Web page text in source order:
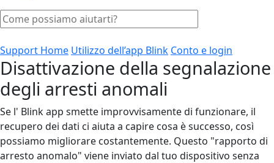
Support Home Utilizzo dell’app Blink Conto e login
Disattivazione della segnalazione
degli arresti anomali
Se l' Blink app smette improvvisamente di funzionare, il
recupero dei dati ci aiuta a capire cosa è successo, così
possiamo migliorare costantemente. Questo "rapporto di
arresto anomalo" viene inviato dal tuo dispositivo senza